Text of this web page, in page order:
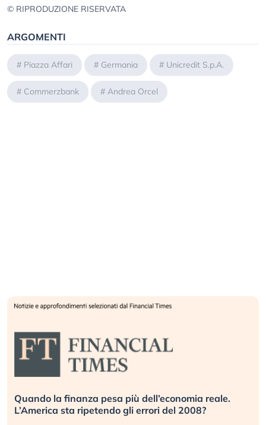
© RIPRODUZIONE RISERVATA
ARGOMENTI
# Piazza Affari # Germania # Unicredit S.p.A.
# Commerzbank # Andrea Orcel
Quando la finanza pesa più dell’economia reale.
L’America sta ripetendo gli errori del 2008?